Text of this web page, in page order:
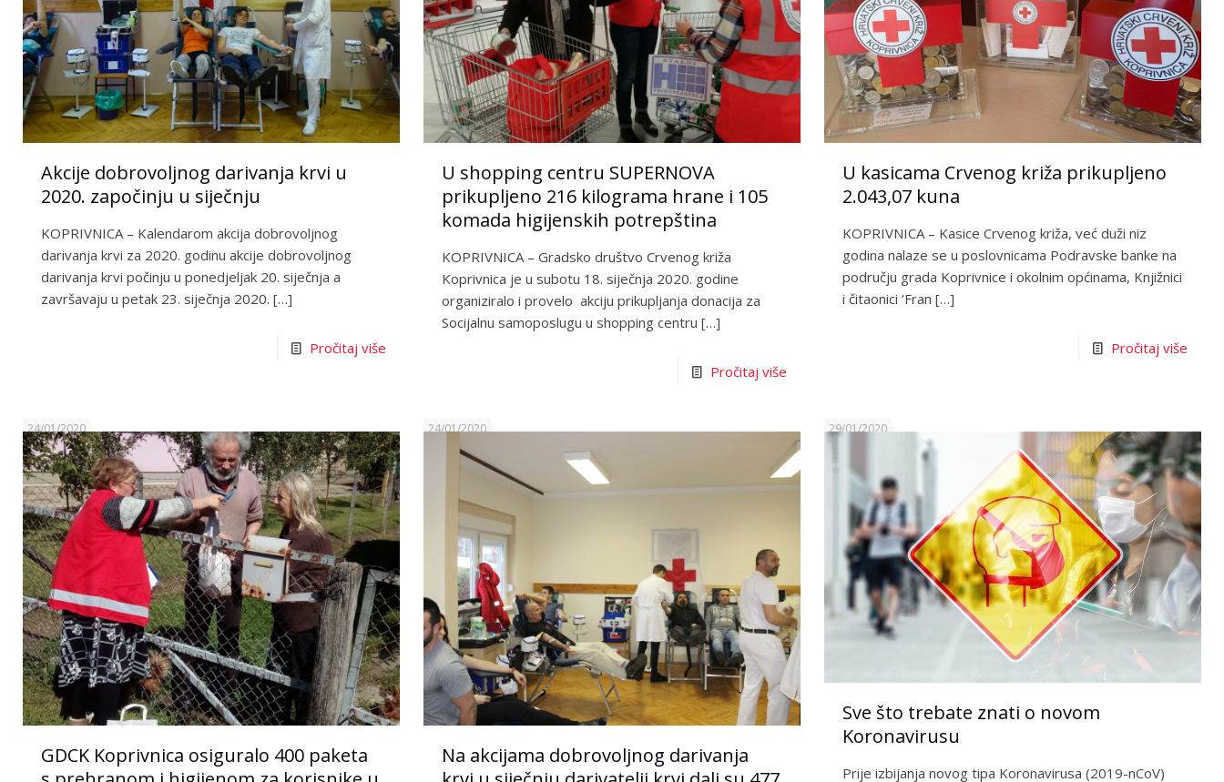
Akcije dobrovoljnog darivanja krvi u
2020. započinju u siječnju
KOPRIVNICA – Kalendarom akcija dobrovoljnog
darivanja krvi za 2020. godinu akcije dobrovoljnog
darivanja krvi počinju u ponedjeljak 20. siječnja a
završavaju u petak 23. siječnja 2020. […]
Pročitaj više
U shopping centru SUPERNOVA
prikupljeno 216 kilograma hrane i 105
komada higijenskih potrepština
KOPRIVNICA – Gradsko društvo Crvenog križa
Koprivnica je u subotu 18. siječnja 2020. godine
organiziralo i provelo akciju prikupljanja donacija za
Socijalnu samoposlugu u shopping centru […]
Pročitaj više
U kasicama Crvenog križa prikupljeno
2.043,07 kuna
KOPRIVNICA – Kasice Crvenog križa, već duži niz
godina nalaze se u poslovnicama Podravske banke na
području grada Koprivnice i okolnim općinama, Knjižnici
i čitaonici ‘Fran […]
Pročitaj više
24/01/2020
GDCK Koprivnica osiguralo 400 paketa
24/01/2020
Na akcijama dobrovoljnog darivanja
29/01/2020
Sve što trebate znati o novom
Koronavirusu
Prije izbijanja novog tipa Koronavirusa (2019-nCoV)